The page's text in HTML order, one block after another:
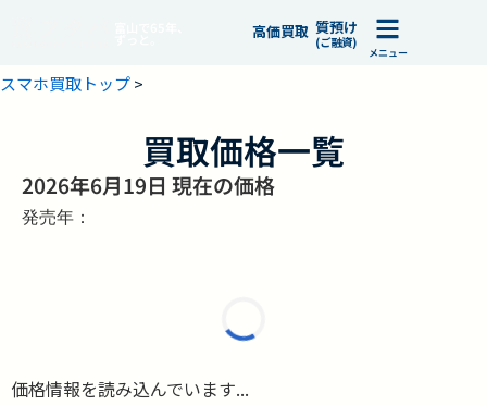
高価買取 質預け
(ご融資)
メニュー
スマホ買取トップ>
買取価格一覧
2026年6月19日 現在の価格
発売年：
価格情報を読み込んでいます...